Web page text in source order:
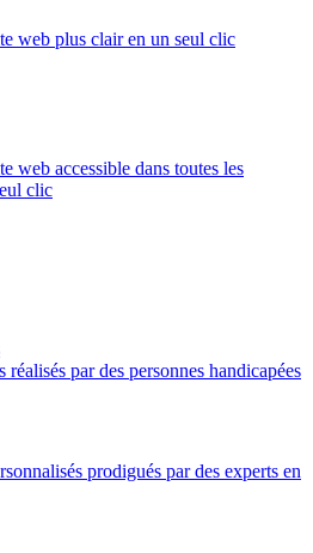
web plus clair en un seul clic
web accessible dans toutes les
clic
réalisés par des personnes handicapées
prodigués par des experts en